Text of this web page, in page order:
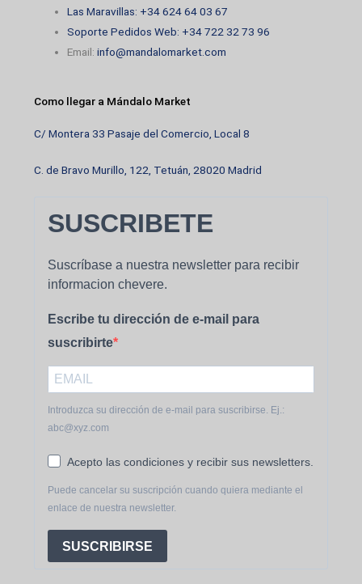
Las Maravillas: +34 624 64 03 67
Soporte Pedidos Web: +34 722 32 73 96
Email:info@mandalomarket.com
Como llegar a Mándalo Market
C/ Montera 33 Pasaje del Comercio, Local 8
C. de Bravo Murillo, 122, Tetuán, 28020 Madrid
SUSCRIBETE
Suscríbase a nuestra newsletter para recibir
informacion chevere.
Escribe tu dirección de e-mail para
suscribirte
Introduzca su dirección de e-mail para suscribirse. Ej.:
abc@xyz.com
Acepto las condiciones y recibir sus newsletters.
Puede cancelar su suscripción cuando quiera mediante el
enlace de nuestra newsletter.
SUSCRIBIRSE